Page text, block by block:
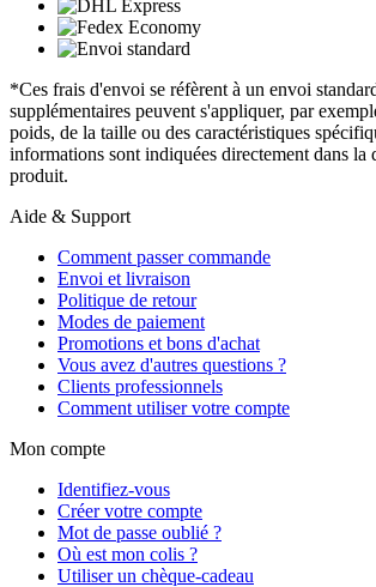
*Ces frais d'envoi se réfèrent à un envoi
supplémentaires peuvent s'appliquer, par
poids, de la taille ou des caractéristiques
informations sont indiquées directement dans la
produit.
Aide & Support
Comment passer commande
Envoi et livraison
Politique de retour
Modes de paiement
Promotions et bons d'achat
Vous avez d'autres questions ?
Clients professionnels
Comment utiliser votre compte
Mon compte
Identifiez-vous
Créer votre compte
Mot de passe oublié ?
Où est mon colis ?
Utiliser un chèque-cadeau